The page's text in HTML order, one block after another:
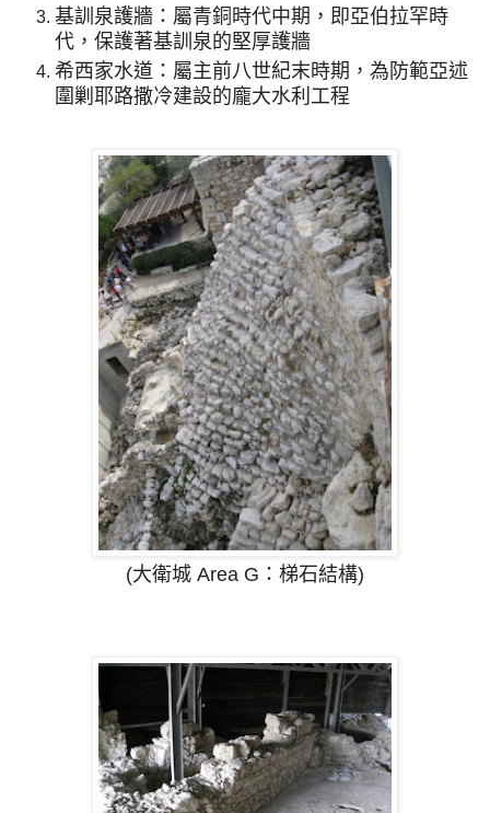
基訓泉護牆：屬青銅時代中期，即亞伯拉罕時
代，保護著基訓泉的堅厚護牆
希西家水道：屬主前八世紀末時期，為防範亞述
圍剿耶路撒冷建設的龐大水利工程
(大衛城 Area G： 梯石結構)